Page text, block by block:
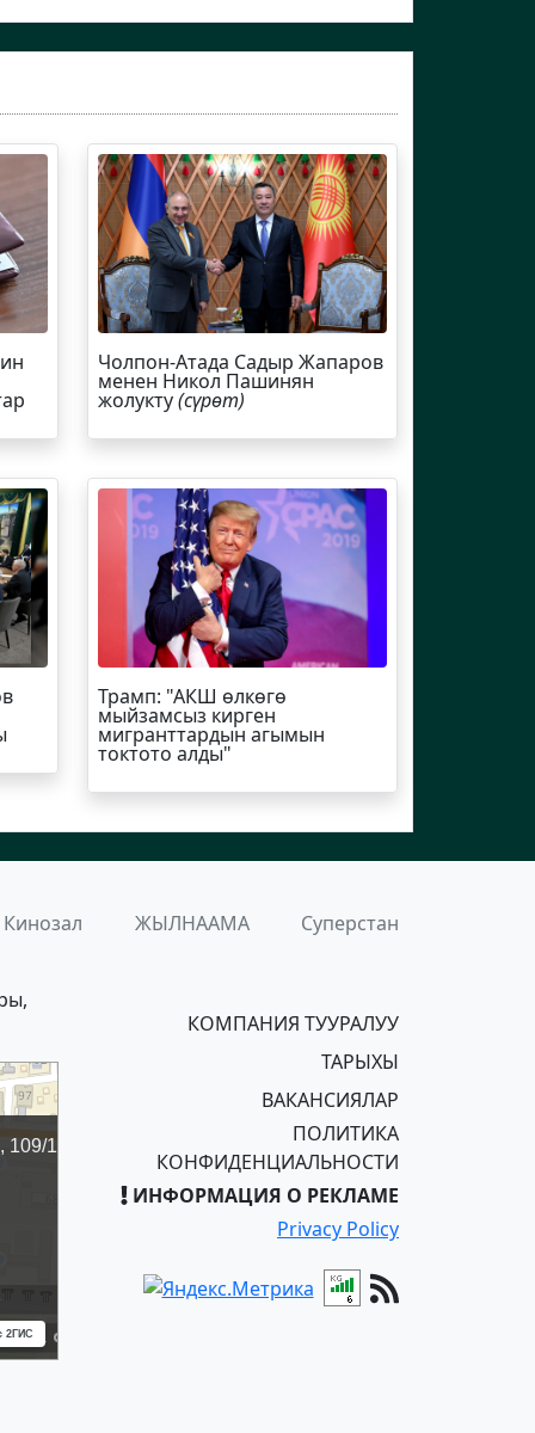
Чолпон-Атада Садыр Жапаров
менен Никол Пашинян
жолукту(сүрөт)
Трамп: "АКШ өлкөгө
мыйзамсыз кирген
мигранттардын агымын
токтото алды"
Кинозал ЖЫЛНААМА Суперстан
КОМПАНИЯ ТУУРАЛУУ
ТАРЫХЫ
ВАКАНСИЯЛАР
ПОЛИТИКА
КОНФИДЕНЦИАЛЬНОСТИ
ИНФОРМАЦИЯ О РЕКЛАМЕ
Privacy Policy